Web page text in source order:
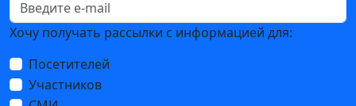
Хочу получать рассылки с информацией для:
Посетителей
Участников